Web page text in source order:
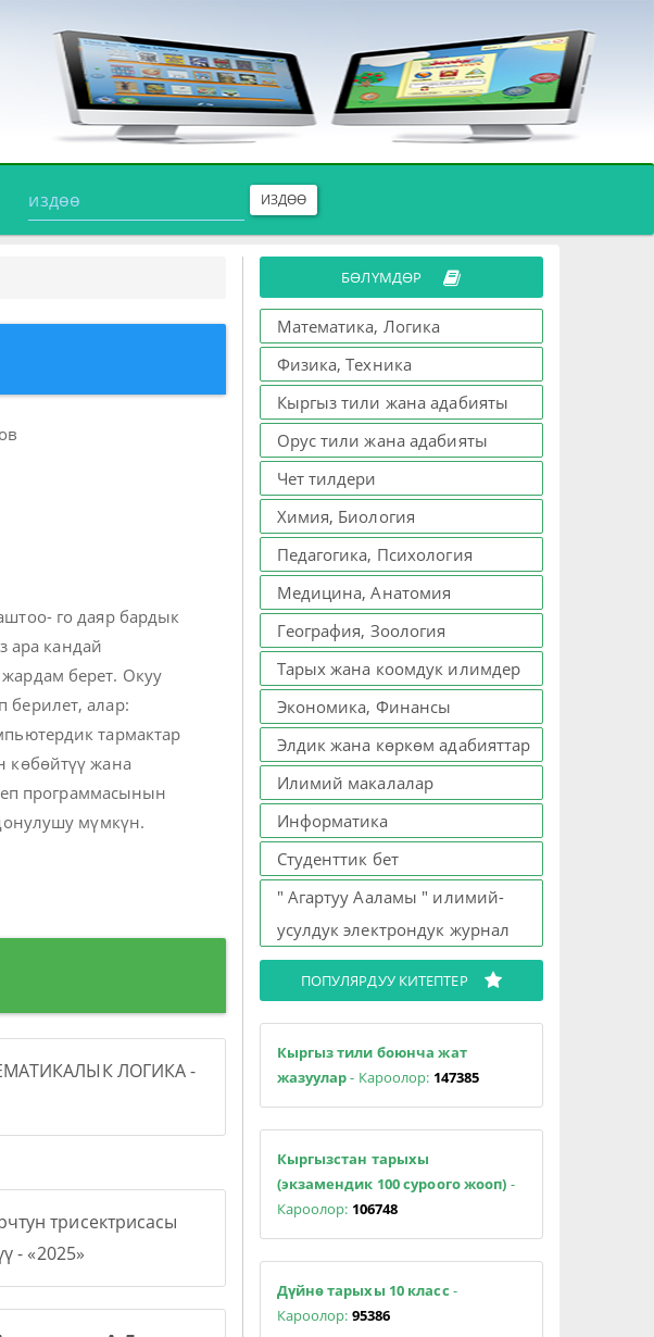
ИЗДӨӨ
го даяр бардык
ара кандай
берет. Окуу
алар:
тармактар
көбөйтүү жана
программасынын
мүмкүн.
ЛОГИКА -
трисектрисасы
- «2025»
БӨЛҮМДӨР
Математика, Логика
Физика, Техника
Кыргыз тили жана адабияты
Орус тили жана адабияты
Чет тилдери
Химия, Биология
Педагогика, Психология
Медицина, Анатомия
География, Зоология
Тарых жана коомдук илимдер
Экономика, Финансы
Элдик жана көркөм адабияттар
Илимий макалалар
Информатика
Студенттик бет
" Агартуу Ааламы " илимий-
усулдук электрондук журнал
ПОПУЛЯРДУУ КИТЕПТЕР
Кыргыз тили боюнча жат
жазуулар- Кароолор: 147385
Кыргызстан тарыхы
(экзамендик 100 суроого жооп) -
Кароолор: 106748
Дүйнө тарыхы 10 класс -
Кароолор: 95386